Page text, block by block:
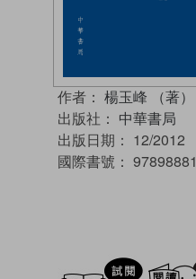
作者： 楊玉峰 （著）
出版社： 中華書局
出版日期： 12/2012
國際書號：
試閲